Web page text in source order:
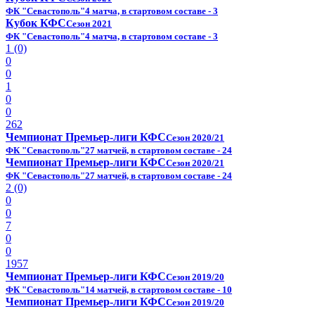
ФК "Севастополь"4 матча, в стартовом составе - 3
Кубок КФССезон 2021
ФК "Севастополь"4 матча, в стартовом составе - 3
1 (0)
0
0
1
0
0
262
Чемпионат Премьер-лиги КФССезон 2020/21
ФК "Севастополь"27 матчей, в стартовом составе - 24
Чемпионат Премьер-лиги КФССезон 2020/21
ФК "Севастополь"27 матчей, в стартовом составе - 24
2 (0)
0
0
7
0
0
1957
Чемпионат Премьер-лиги КФССезон 2019/20
ФК "Севастополь"14 матчей, в стартовом составе - 10
Чемпионат Премьер-лиги КФССезон 2019/20